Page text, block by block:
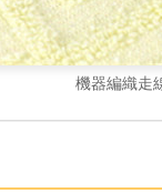
機器編織走